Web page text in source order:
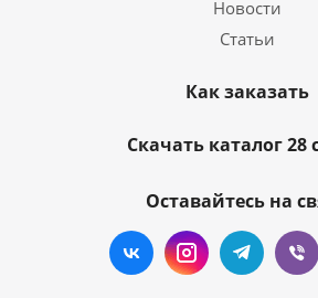
Новости
Статьи
Как заказать
Скачать каталог 28
Оставайтесь на